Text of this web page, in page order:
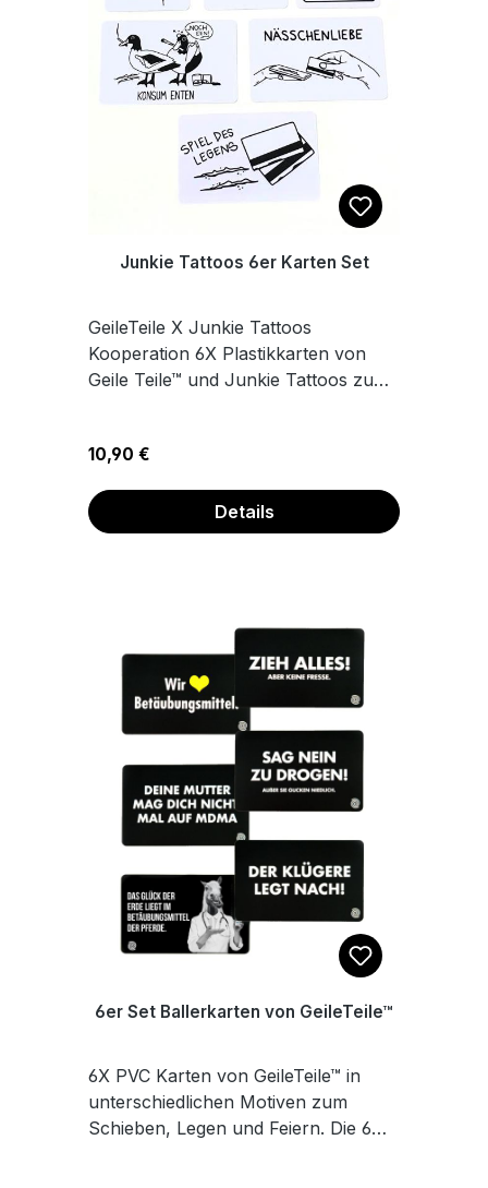
Junkie Tattoos 6er Karten Set
GeileTeile X Junkie Tattoos
Kooperation 6X Plastikkarten von
Geile Teile™ und Junkie Tattoos zum
Regulärer Preis:
10,90 €
Details
6er Set Ballerkarten von GeileTeile™
6X PVC Karten von GeileTeile™ in
unterschiedlichen Motiven zum
Schieben, Legen und Feiern. Die 6